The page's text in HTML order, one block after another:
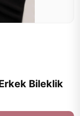
Bileklik